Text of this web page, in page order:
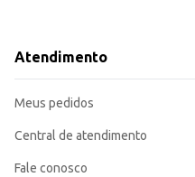
proporcionando uma experiência
Marca: Atacadão S/A
Categoria: Diversos
Atendimento
Meus pedidos
Central de atendimento
Fale conosco